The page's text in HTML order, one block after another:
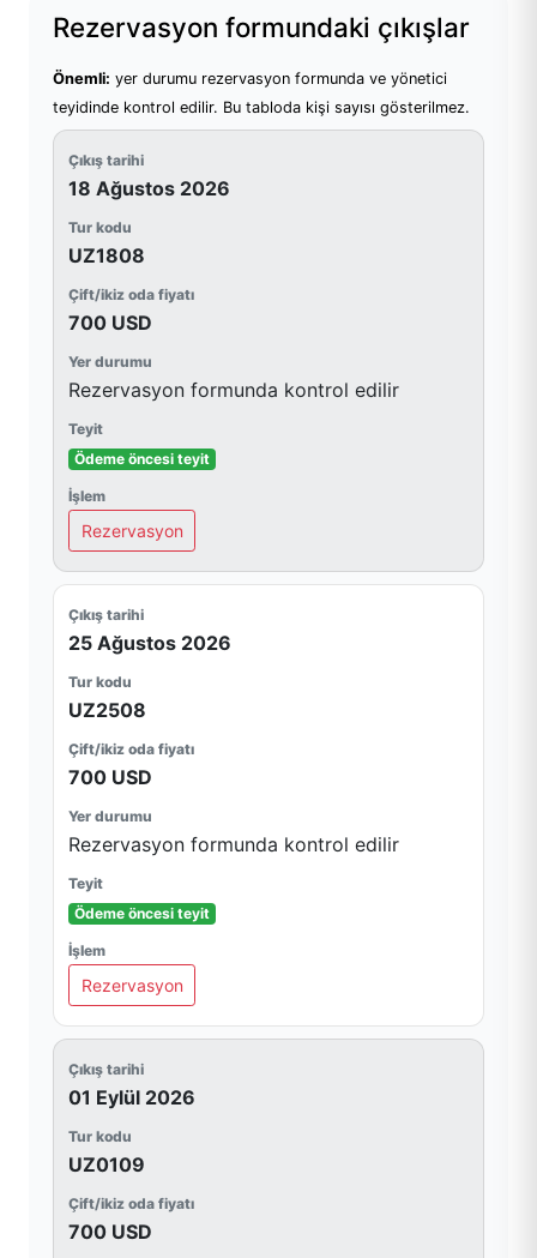
Rezervasyon formundaki çıkışlar
Önemli: yer durumu rezervasyon formunda ve yönetici
teyidinde kontrol edilir. Bu tabloda kişi sayısı gösterilmez.
18 Ağustos 2026
UZ1808
700 USD
Rezervasyon formunda kontrol edilir
Ödeme öncesi teyit
Rezervasyon
25 Ağustos 2026
UZ2508
700 USD
Rezervasyon formunda kontrol edilir
Ödeme öncesi teyit
Rezervasyon
01 Eylül 2026
UZ0109
700 USD